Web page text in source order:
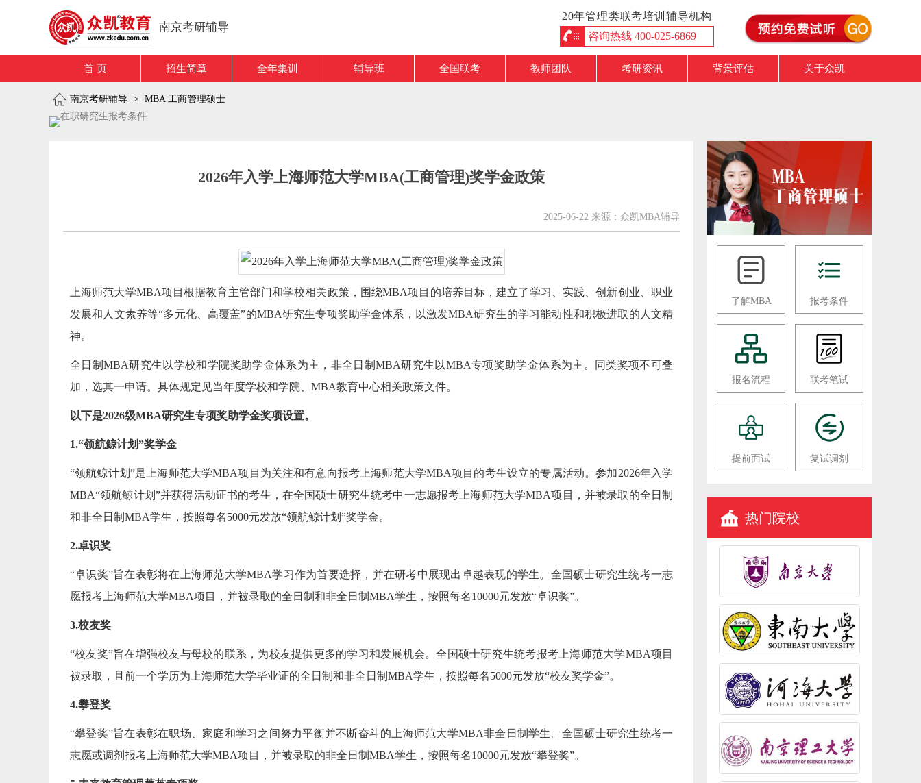
南京考研辅导
20年管理类联考培训辅导机构
咨询热线 400-025-6869
首 页 招生简章 全年集训 辅导班 全国联考 教师团队 考研资讯 背景评估 关于众凯
南京考研辅导 > MBA 工商管理硕士
2026年入学上海师范大学MBA(工商管理)奖学金政策
2025-06-22 来源：众凯MBA辅导
上海师范大学MBA项目根据教育主管部门和学校相关政策，围绕MBA项目的培养目标，建立了学习、实践、创新创业、职业
发展和人文素养等“多元化、高覆盖”的MBA研究生专项奖助学金体系，以激发MBA研究生的学习能动性和积极进取的人文精
神。
全日制MBA研究生以学校和学院奖助学金体系为主，非全日制MBA研究生以MBA专项奖助学金体系为主。同类奖项不可叠
加，选其一申请。具体规定见当年度学校和学院、MBA教育中心相关政策文件。
以下是2026级MBA研究生专项奖助学金奖项设置。
1.“领航鲸计划”奖学金
“领航鲸计划”是上海师范大学MBA项目为关注和有意向报考上海师范大学MBA项目的考生设立的专属活动。参加2026年入学
MBA“领航鲸计划”并获得活动证书的考生，在全国硕士研究生统考中一志愿报考上海师范大学MBA项目，并被录取的全日制
和非全日制MBA学生，按照每名5000元发放“领航鲸计划”奖学金。
2.卓识奖
“卓识奖”旨在表彰将在上海师范大学MBA学习作为首要选择，并在研考中展现出卓越表现的学生。全国硕士研究生统考一志
愿报考上海师范大学MBA项目，并被录取的全日制和非全日制MBA学生，按照每名10000元发放“卓识奖”。
3.校友奖
“校友奖”旨在增强校友与母校的联系，为校友提供更多的学习和发展机会。全国硕士研究生统考报考上海师范大学MBA项目
被录取，且前一个学历为上海师范大学毕业证的全日制和非全日制MBA学生，按照每名5000元发放“校友奖学金”。
4.攀登奖
“攀登奖”旨在表彰在职场、家庭和学习之间努力平衡并不断奋斗的上海师范大学MBA非全日制学生。全国硕士研究生统考一
志愿或调剂报考上海师范大学MBA项目，并被录取的非全日制MBA学生，按照每名10000元发放“攀登奖”。
了解MBA 报考条件
报名流程 联考笔试
提前面试 复试调剂
热门院校